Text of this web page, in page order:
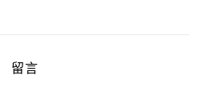
留言